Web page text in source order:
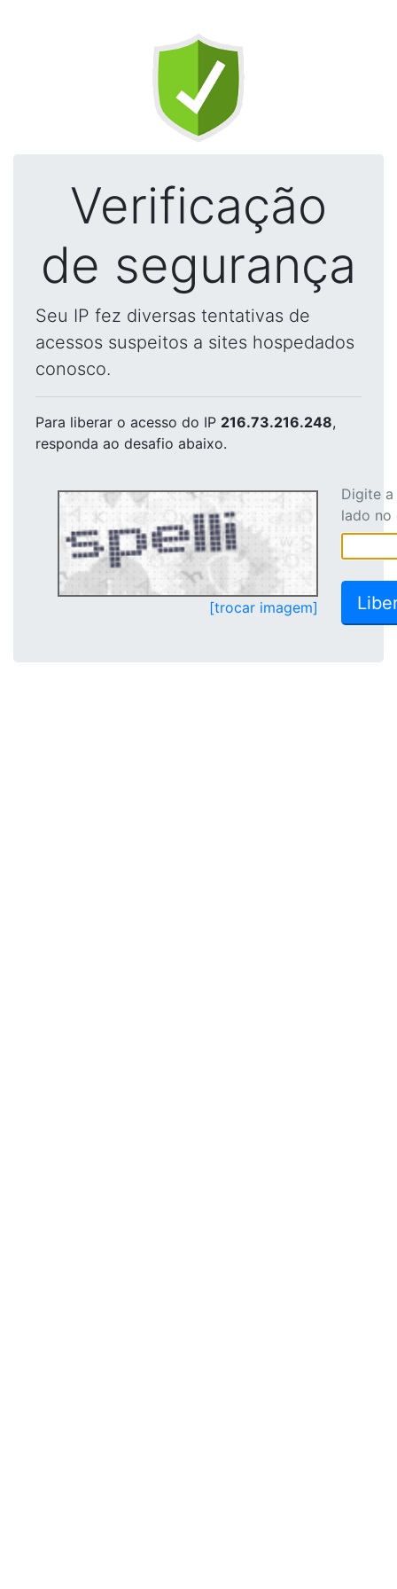
Verificação
de segurança
Seu IP fez diversas tentativas de
acessos suspeitos a sites hospedados
conosco.
Para liberar o acesso do IP 216.73.216.248,
responda ao desafio abaixo.
[trocar imagem]
Digite
lado no